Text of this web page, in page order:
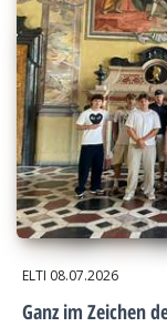
ELTI 08.07.2026
Ganz im Zeichen